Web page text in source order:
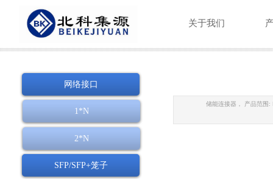
网络接口
储能连接器， 产品范围
1*N
2*N
SFP/SFP+笼子
关于我们